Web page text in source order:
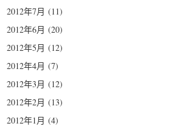
2012年7月 (11)
2012年6月 (20)
2012年5月 (12)
2012年4月 (7)
2012年3月 (12)
2012年2月 (13)
2012年1月 (4)